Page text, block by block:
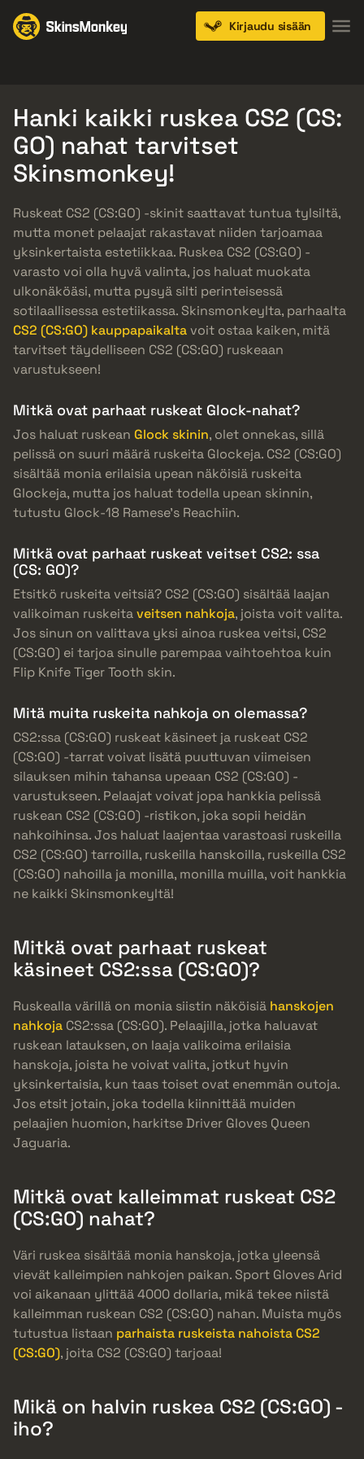
Kirjaudu sisään
Hanki kaikki ruskea CS2 (CS:
GO) nahat tarvitset
Skinsmonkey!
Ruskeat CS2 (CS:GO) -skinit saattavat tuntua tylsiltä,
mutta monet pelaajat rakastavat niiden tarjoamaa
yksinkertaista estetiikkaa. Ruskea CS2 (CS:GO) -
varasto voi olla hyvä valinta, jos haluat muokata
ulkonäköäsi, mutta pysyä silti perinteisessä
sotilaallisessa estetiikassa. Skinsmonkeylta, parhaalta
CS2 (CS:GO) kauppapaikaltavoit ostaa kaiken, mitä
tarvitset täydelliseen CS2 (CS:GO) ruskeaan
varustukseen!
Mitkä ovat parhaat ruskeat Glock-nahat?
Jos haluat ruskean Glock skinin, olet onnekas, sillä
pelissä on suuri määrä ruskeita Glockeja. CS2 (CS:GO)
sisältää monia erilaisia upean näköisiä ruskeita
Glockeja, mutta jos haluat todella upean skinnin,
tutustu Glock-18 Ramese’s Reachiin.
Mitkä ovat parhaat ruskeat veitset CS2: ssa
(CS: GO)?
Etsitkö ruskeita veitsiä? CS2 (CS:GO) sisältää laajan
valikoiman ruskeitaveitsen nahkoja, joista voit valita.
Jos sinun on valittava yksi ainoa ruskea veitsi, CS2
(CS:GO) ei tarjoa sinulle parempaa vaihtoehtoa kuin
Flip Knife Tiger Tooth skin.
Mitä muita ruskeita nahkoja on olemassa?
CS2:ssa (CS:GO) ruskeat käsineet ja ruskeat CS2
(CS:GO) -tarrat voivat lisätä puuttuvan viimeisen
silauksen mihin tahansa upeaan CS2 (CS:GO) -
varustukseen. Pelaajat voivat jopa hankkia pelissä
ruskean CS2 (CS:GO) -ristikon, joka sopii heidän
nahkoihinsa. Jos haluat laajentaa varastoasi ruskeilla
CS2 (CS:GO) tarroilla, ruskeilla hanskoilla, ruskeilla CS2
(CS:GO) nahoilla ja monilla, monilla muilla, voit hankkia
ne kaikki Skinsmonkeyltä!
Mitkä ovat parhaat ruskeat
käsineet CS2:ssa (CS:GO)?
Ruskealla värillä on monia siistin näköisiä hanskojen
nahkoja CS2:ssa (CS:GO). Pelaajilla, jotka haluavat
ruskean latauksen, on laaja valikoima erilaisia
hanskoja, joista he voivat valita, jotkut hyvin
yksinkertaisia, kun taas toiset ovat enemmän outoja.
Jos etsit jotain, joka todella kiinnittää muiden
pelaajien huomion, harkitse Driver Gloves Queen
Jaguaria.
Mitkä ovat kalleimmat ruskeat CS2
(CS:GO) nahat?
Väri ruskea sisältää monia hanskoja, jotka yleensä
vievät kalleimpien nahkojen paikan. Sport Gloves Arid
voi aikanaan ylittää 4000 dollaria, mikä tekee niistä
kalleimman ruskean CS2 (CS:GO) nahan. Muista myös
tutustua listaan parhaista ruskeista nahoista CS2
(CS:GO), joita CS2 (CS:GO) tarjoaa!
Mikä on halvin ruskea CS2 (CS:GO) -
iho?